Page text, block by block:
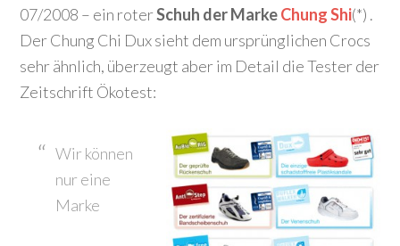
07/2008 – ein roterSchuh der MarkeChung Shi(*) .
Der Chung Chi Dux sieht dem ursprünglichen Crocs
sehr ähnlich, überzeugt aber im Detail die Tester der
Zeitschrift Ökotest:
Wir können
nur eine
Marke